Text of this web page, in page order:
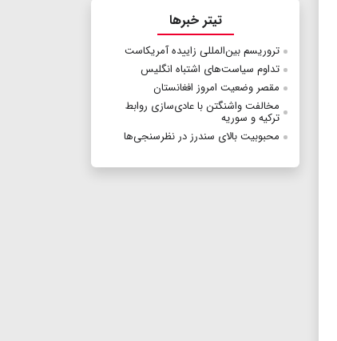
تیتر خبرها
تروریسم بین‌المللی زاییده آمریکاست
تداوم سیاست‌های اشتباه‌ انگلیس
مقصر وضعیت امروز افغانستان
مخالفت واشنگتن با عادی‌سازی روابط
ترکیه و سوریه
محبوبیت بالای سندرز در نظرسنجی‌ها